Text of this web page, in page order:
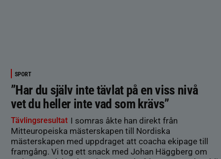
SPORT
”Har du själv inte tävlat på en viss nivå
vet du heller inte vad som krävs”
Tävlingsresultat I somras åkte han direkt från
Mitteuropeiska mästerskapen till Nordiska
mästerskapen med uppdraget att coacha ekipage till
framgång. Vi tog ett snack med Johan Häggberg om